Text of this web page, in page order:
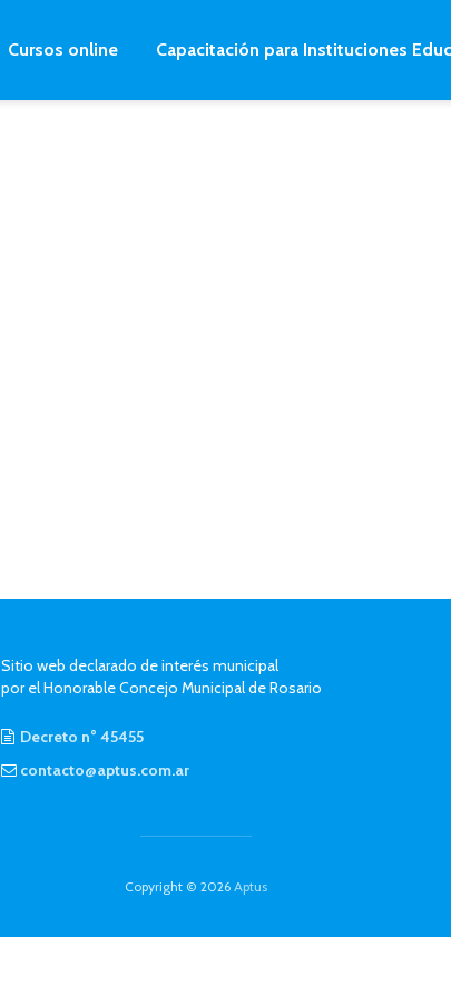
Cursos online Capacitación para Instituciones
Sitio web declarado de interés municipal
por el Honorable Concejo Municipal de Rosario
Decreto n° 45455
contacto@aptus.com.ar
Copyright © 2026 Aptus